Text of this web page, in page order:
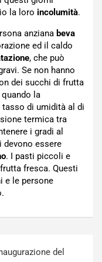
la loro incolumità.
anziana beva
ed il caldo
, che può
Se non hanno
dei succhi di frutta
la
tasso di umidità al di
termica tra
i gradi al
devono essere
. I pasti piccoli e
fresca. Questi
e le persone
del